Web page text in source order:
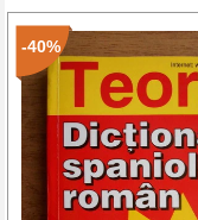
-40%